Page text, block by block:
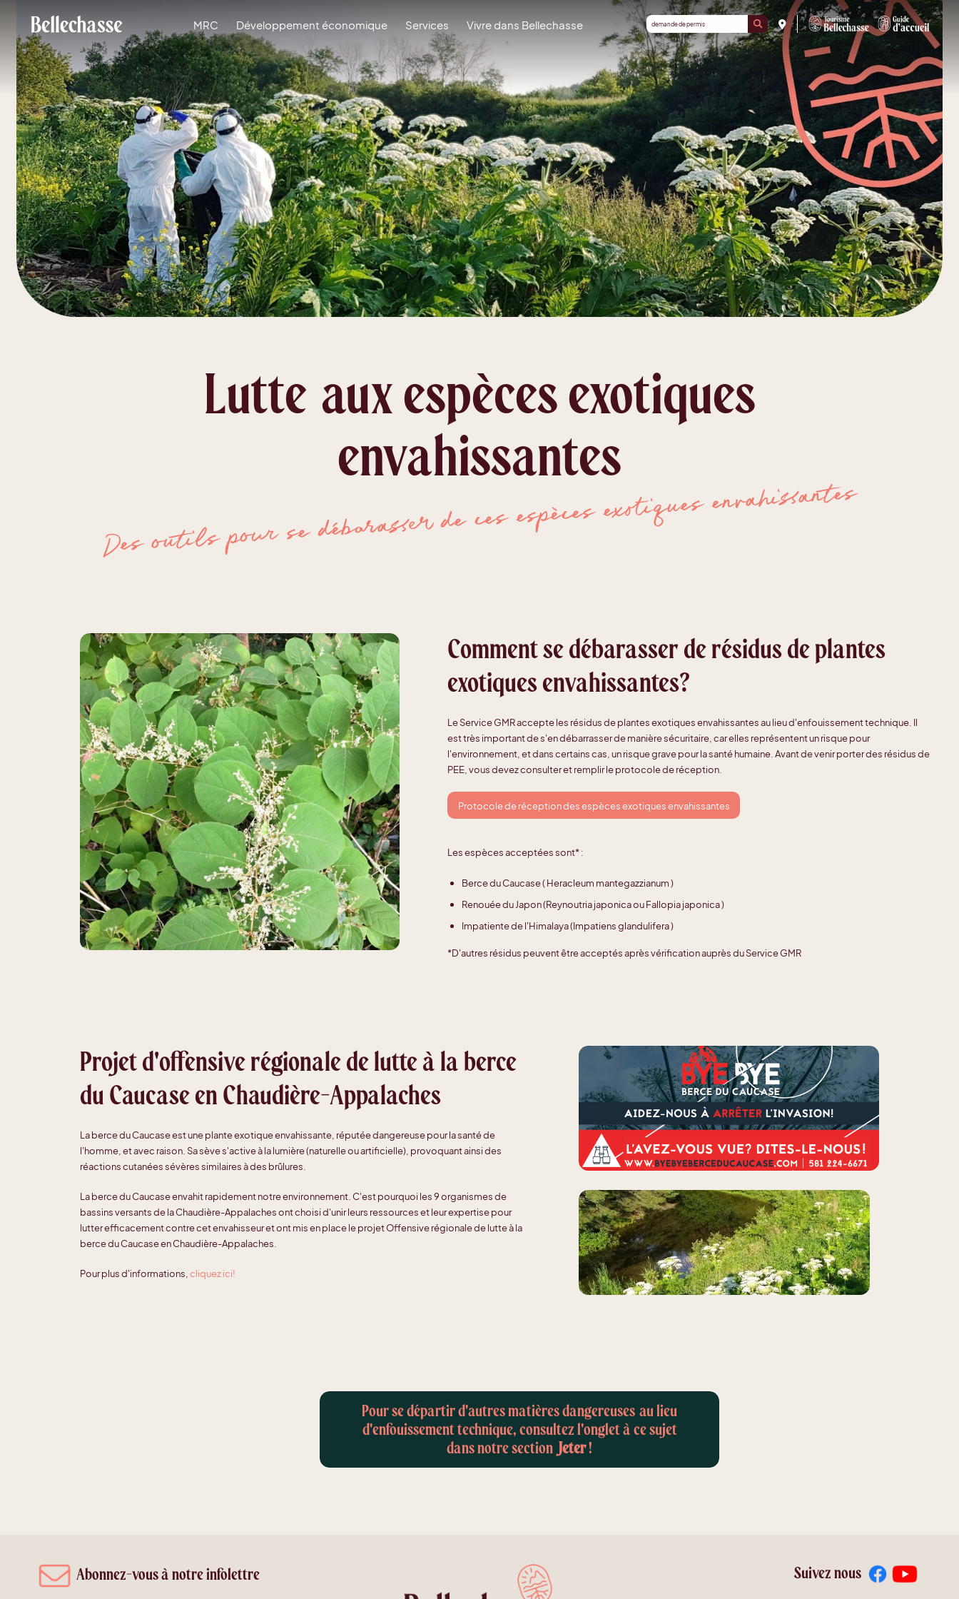
MRC Développement économique Services Vivre dans Bellechasse
Lutte aux espèces exotiques
envahissantes
Des outils pour se débarasser de ces espèces exotiques envahissantes
Projet d'offensive régionale de lutte à la berce
du Caucase en Chaudière-Appalaches
La berce du Caucase est une plante exotique envahissante, réputée dangereuse pour la santé de
l'homme, et avec raison. Sa sève s'active à la lumière (naturelle ou artificielle), provoquant ainsi des
réactions cutanées sévères similaires à des brûlures.
La berce du Caucase envahit rapidement notre environnement. C'est pourquoi les 9 organismes de
bassins versants de la Chaudière-Appalaches ont choisi d'unir leurs ressources et leur expertise pour
lutter efficacement contre cet envahisseur et ont mis en place le projet Offensive régionale de lutte à la
berce du Caucase en Chaudière-Appalaches.
Pour plus d'informations,cliquez ici!
Comment se débarasser de résidus de plantes
exotiques envahissantes?
Le Service GMR accepte les résidus de plantes exotiques envahissantes au lieu d'enfouissement technique. Il
est très important de s'en débarrasser de manière sécuritaire, car elles représentent un risque pour
l'environnement, et dans certains cas, un risque grave pour la santé humaine. Avant de venir porter des résidus de
PEE, vous devez consulter et remplir le protocole de réception.
Protocole de réception des espèces exotiques envahissantes
Les espèces acceptées sont* :
Berce du Caucase ( Heracleum mantegazzianum )
Renouée du Japon (Reynoutria japonica ou Fallopia japonica )
Impatiente de l'Himalaya (Impatiens glandulifera )
*D'autres résidus peuvent être acceptés après vérification auprès du Service GMR
Pour se départir d'autres matières dangereuses au lieu
d'enfouissement technique, consultez l'onglet à ce sujet
dans notre section Jeter!
Abonnez-vous à notre infolettre Suivez nous